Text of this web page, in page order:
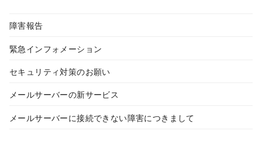
障害報告
緊急インフォメーション
セキュリティ対策のお願い
メールサーバーの新サービス
メールサーバーに接続できない障害につきまして